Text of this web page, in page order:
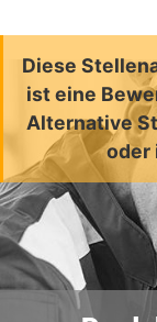
Diese
ist eine
Alternative
oder